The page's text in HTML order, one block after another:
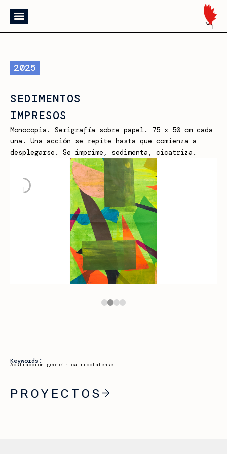
2025
SEDIMENTOS
IMPRESOS
Monocopia. Serigrafía sobre papel. 75 x 50 cm cada
una. Una acción se repite hasta que comienza a
desplegarse. Se imprime, sedimenta, cicatriza.
Keywords:
Abstraccion geometrica rioplatense
PROYECTOS